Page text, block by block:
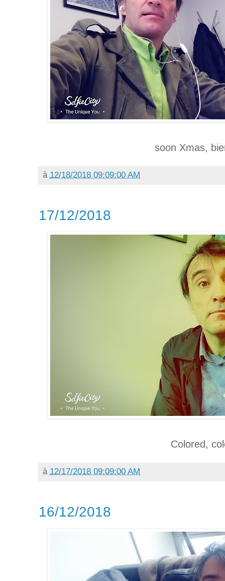
soon Xmas,
à 12/18/2018 09:09:00 AM
17/12/2018
Colored,
à 12/17/2018 09:09:00 AM
16/12/2018